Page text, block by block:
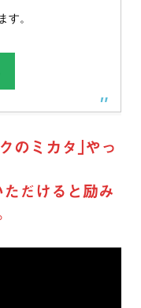
す。
のミカタ｣やっ
だけると励み